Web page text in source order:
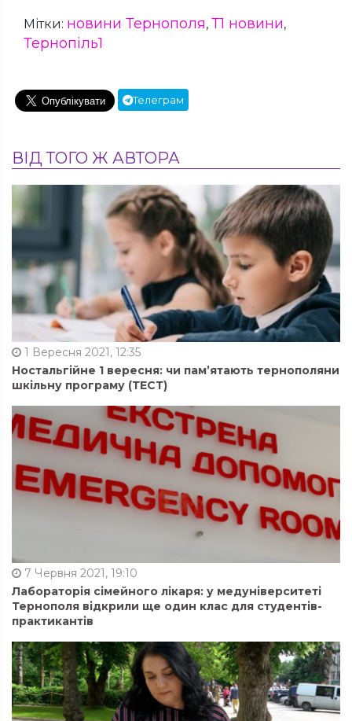
Мітки: новини Тернополя, Т1 новини,
Тернопіль1
Телеграм
ВІД ТОГО Ж АВТОРА
1 Вересня 2021, 12:35
Ностальгійне 1 вересня: чи пам’ятають тернополяни
шкільну програму (ТЕСТ)
7 Червня 2021, 19:10
Лабораторія сімейного лікаря: у медуніверситеті
Тернополя відкрили ще один клас для студентів-
практикантів